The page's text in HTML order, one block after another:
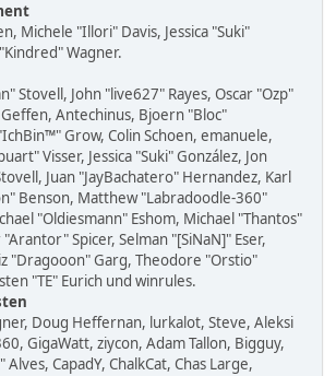
Michele "Illori" Davis, Jessica "Suki"
Wagner.
Stovell, John "live627" Rayes, Oscar "Ozp"
Antechinus, Bjoern "Bloc"
Grow, Colin Schoen, emanuele,
Visser, Jessica "Suki" González, Jon
Juan "JayBachatero" Hernandez, Karl
Benson, Matthew "Labradoodle-360"
"Oldiesmann" Eshom, Michael "Thantos"
Spicer, Selman "[SiNaN]" Eser,
"Dragooon" Garg, Theodore "Orstio"
"TE" Eurich und winrules.
Doug Heffernan, lurkalot, Steve, Aleksi
GigaWatt, ziycon, Adam Tallon, Bigguy,
CapadY, ChalkCat, Chas Large,